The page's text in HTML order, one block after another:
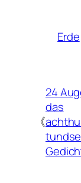
Erde
《
24
das